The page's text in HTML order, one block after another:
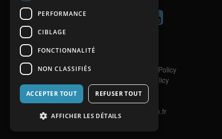
Politique de confidentialité
Privacy Policy
Cookies Policy
Copyright
Mentions légales
Site internet réalisé par Netincom.fr
PERFORMANCE
CIBLAGE
FONCTIONNALITÉ
NON CLASSIFIÉS
ACCEPTER TOUT REFUSER TOUT
AFFICHER LES DÉTAILS